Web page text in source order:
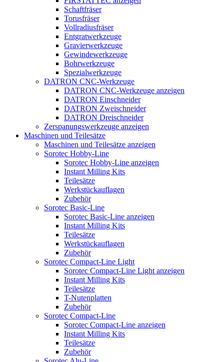
Schaftfräser
Torusfräser
Vollradiusfräser
Entgratwerkzeuge
Gravierwerkzeuge
Gewindewerkzeuge
Bohrwerkzeuge
Spezialwerkzeuge
DATRON CNC-Werkzeuge
DATRON CNC-Werkzeuge anzeigen
DATRON Einschneider
DATRON Zweischneider
DATRON Dreischneider
Zerspanungswerkzeuge anzeigen
Maschinen und Teilesätze
Maschinen und Teilesätze anzeigen
Sorotec Hobby-Line
Sorotec Hobby-Line anzeigen
Instant Milling Kits
Teilesätze
Werkstückauflagen
Zubehör
Sorotec Basic-Line
Sorotec Basic-Line anzeigen
Instant Milling Kits
Teilesätze
Werkstückauflagen
Zubehör
Sorotec Compact-Line Light
Sorotec Compact-Line Light anzeigen
Instant Milling Kits
Teilesätze
T-Nutenplatten
Zubehör
Sorotec Compact-Line
Sorotec Compact-Line anzeigen
Instant Milling Kits
Teilesätze
Zubehör